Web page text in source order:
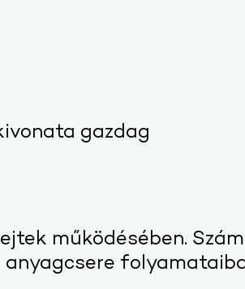
gazdag
működésében.